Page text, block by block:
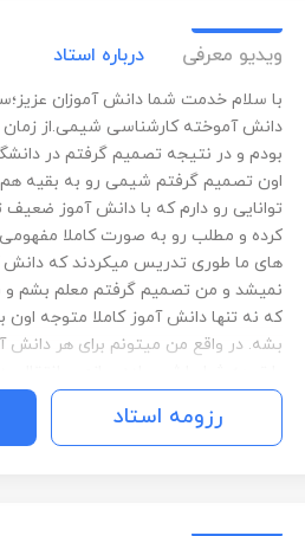
ویدیو معرفی درباره استاد
با سلام خدمت شما دانش آموزان
دانش آموخته کارشناسی شیمی.از
بودم و در نتیجه تصمیم گرفتم در
اون تصمیم گرفتم شیمی رو به بقیه
توانایی رو دارم که با دانش آموز ضعیف
کرده و مطلب رو به صورت کاملا
های ما طوری تدریس میکردند که دانش
نمیشد و من تصمیم گرفتم معلم بشم
که نه تنها دانش آموز کاملا متوجه اون
بشه. در واقع من میتونم برای هر
رزومه استاد